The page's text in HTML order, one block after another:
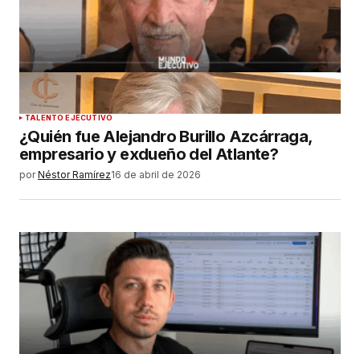
TALENTO EJECUTIVO
¿Quién fue Alejandro Burillo Azcárraga,
empresario y exdueño del Atlante?
por Néstor Ramírez16 de abril de 2026